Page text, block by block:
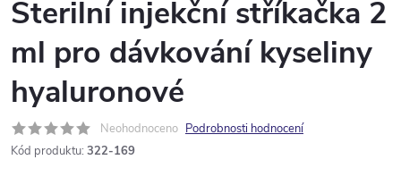
Sterilní injekční stříkačka 2
ml pro dávkování kyseliny
hyaluronové
Neohodnoceno Podrobnosti hodnocení
Kód produktu: 322-169